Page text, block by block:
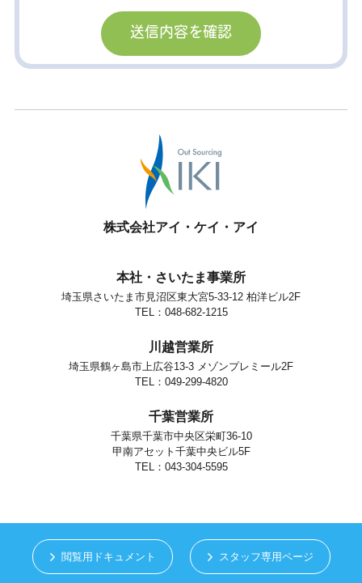
個人情報の利用目的
お客さまからお預かりした個人情報は、当社からのご連絡や業務のご
案内やご質問に対する回答として、電子メールや資料のご送付に利用
当社は、お客さまよりお預かりした個人情報を適切に管理し、次のい
お客さまの同意がある場合
お客さまが希望されるサービスを行なうために当社が業務を委託する
業者に対して開示する場合。
法令に基づき開示することが必要である場合。
個人情報の安全対策
お客さまがご本人の個人情報の照会・修正・削除などをご希望される
場合には、ご本人であることを確認の上、対応させていただきます。
当社は、保有する個人情報に関して適用される日本の法令、その他規
範を遵守するとともに、本ポリシーの内容を適宜見直し、その改善に
当社の個人情報の取扱に関するお問い合せは下記までご連絡くださ
株式会社アイ・ケイ・アイ
株式会社アイ・ケイ・アイ
本社・さいたま事業所
埼玉県さいたま市見沼区東大宮5-33-12 柏洋ビル2F
TEL：048-682-1215
川越営業所
埼玉県鶴ヶ島市上広谷13-3 メゾンプレミール2F
TEL：049-299-4820
千葉営業所
千葉県千葉市中央区栄町36-10
甲南アセット千葉中央ビル5F
TEL：043-304-5595
閲覧用ドキュメント スタッフ専用ページ